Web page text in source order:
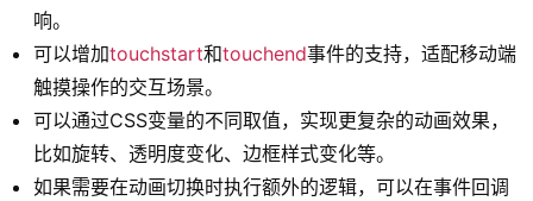
响。
可以增加touchstart和touchend事件的支持，适配移动端
触摸操作的交互场景。
可以通过CSS变量的不同取值，实现更复杂的动画效果，
比如旋转、透明度变化、边框样式变化等。
如果需要在动画切换时执行额外的逻辑，可以在事件回调